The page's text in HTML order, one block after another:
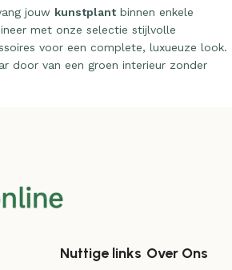
jouw kunstplantbinnen enkele
met onze selectie stijlvolle
voor een complete, luxueuze look.
door van een groen interieur zonder
Nuttige links Over Ons